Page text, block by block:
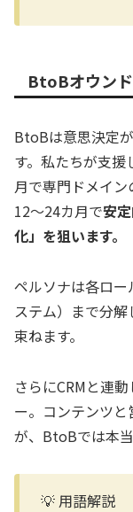
BtoBオウン
BtoBは意思決定
す。私たちが支
月で専門ドメイ
12〜24カ月で安
化」を狙います。
ペルソナは各ロ
ステム）まで分
束ねます。
さらにCRMと連
ー。コンテンツ
が、BtoBでは本当
💡 用語解説